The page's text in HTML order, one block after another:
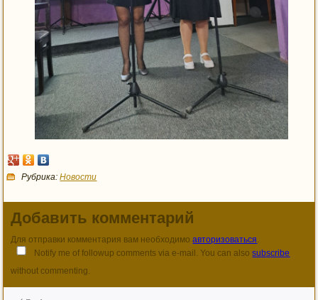
Рубрика: Новости
Добавить комментарий
Для отправки комментария вам необходимоавторизоваться.
Notify me of followup comments via e-mail. You can alsosubscribe
without commenting.